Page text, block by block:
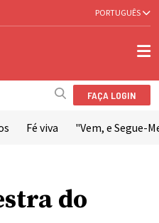
PORTUGUÊS
FAÇA LOGIN
Fé viva "Vem, e Segue-
do